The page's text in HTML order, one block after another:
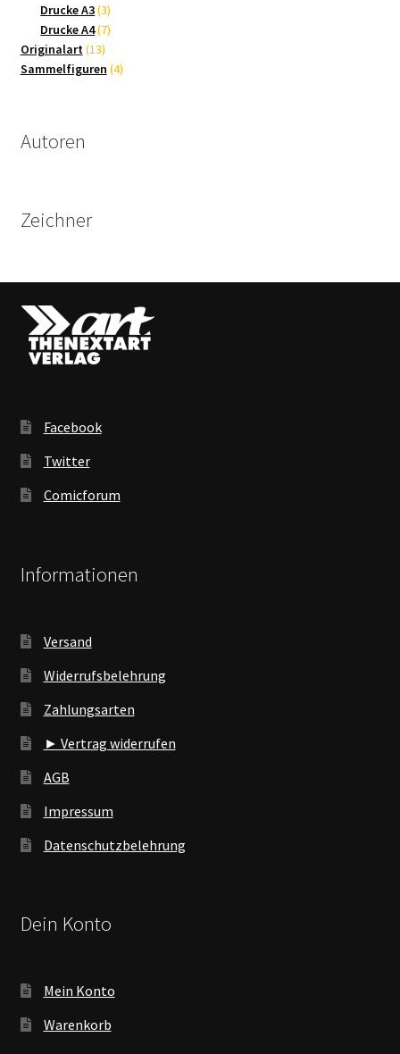
Drucke A3 33
Produkte
Drucke A4 77
Originalart 1313
Produkte
Sammelfiguren 44
Autoren
Zeichner
Facebook
Twitter
Comicforum
Informationen
Versand
Widerrufsbelehrung
Zahlungsarten
► Vertrag widerrufen
AGB
Impressum
Datenschutzbelehrung
Dein Konto
Mein Konto
Warenkorb